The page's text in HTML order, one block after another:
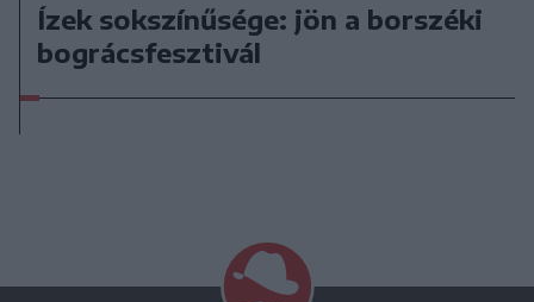
Ízek sokszínűsége: jön a borszéki
bográcsfesztivál